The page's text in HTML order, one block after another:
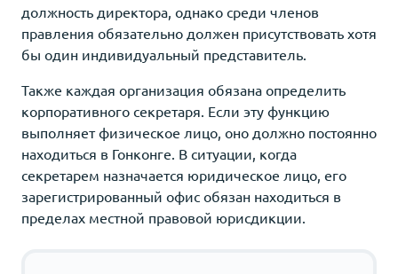
должность директора, однако среди членов
правления обязательно должен присутствовать хотя
бы один индивидуальный представитель.
Также каждая организация обязана определить
корпоративного секретаря. Если эту функцию
выполняет физическое лицо, оно должно постоянно
находиться в Гонконге. В ситуации, когда
секретарем назначается юридическое лицо, его
зарегистрированный офис обязан находиться в
пределах местной правовой юрисдикции.